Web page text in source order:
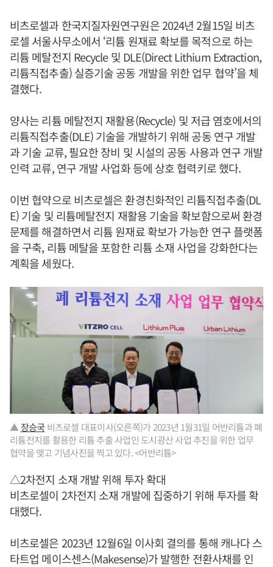
비츠로셀과 한국지질자원연구원은 2024년 2월15일 비츠
로셀 서울사무소에서 ‘리튬 원재료 확보를 목적으로 하는
리튬 메탈전지 Recycle 및 DLE(Direct Lithium Extraction,
리튬직접추출) 실증기술 공동 개발을 위한 업무 협약’을 체
결했다.
양사는 리튬 메탈전지 재활용(Recycle) 및 저급 염호에서의
리튬직접추출(DLE) 기술을 개발하기 위해 공동 연구 개발
과 기술 교류, 필요한 장비 및 시설의 공동 사용과 연구 개발
인력 교류, 연구 개발 사업화 등에 상호 협력키로 했다.
이번 협약으로 비츠로셀은 환경친화적인 리튬직접추출(DL
E) 기술 및 리튬메탈전지 재활용 기술을 확보함으로써 환경
문제를 해결하면서 리튬 원재료 확보가 가능한 연구 플랫폼
을 구축, 리튬 메탈을 포함한 리튬 소재 사업을 강화한다는
계획을 세웠다.
▲ 장승국 비츠로셀 대표이사(오른쪽)가 2023년 1월31일 어반리튬과 폐
리튬전지를 활용한 리튬 추출 사업인 도시광산 사업 추진을 위한 업무
협약을 맺고 기념사진을 찍고 있다. <어반리튬>
△2차전지 소재 개발 위해 투자 확대
비츠로셀이 2차전지 소재 개발에 집중하기 위해 투자를 확
대했다.
비츠로셀은 2023년 12월6일 이사회 결의를 통해 캐나다 스
타트업 메이스센스(Makesense)가 발행한 전환사채를 인